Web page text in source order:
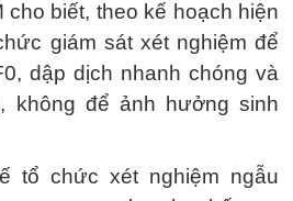
cho biết, theo kế hoạch hiện
giám sát xét nghiệm để
dập dịch nhanh chóng và
không để ảnh hưởng sinh
tổ chức xét nghiệm ngẫu